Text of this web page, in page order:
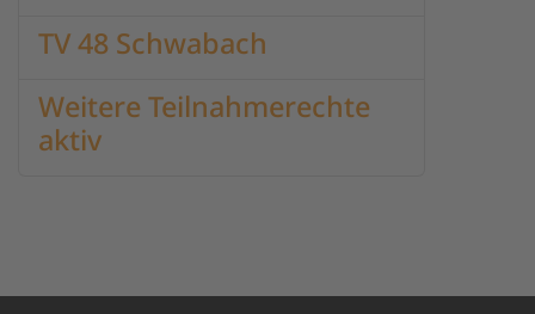
TV 48 Schwabach
Weitere Teilnahmerechte
aktiv